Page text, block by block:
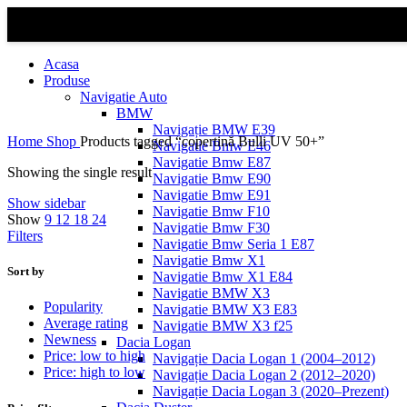
Acasa
Produse
Navigatie Auto
BMW
Navigație BMW E39
Navigatie Bmw E46
Navigatie Bmw E87
Navigatie Bmw E90
Navigatie Bmw E91
Navigatie Bmw F10
Navigatie Bmw F30
Navigatie Bmw Seria 1 E87
Navigatie Bmw X1
Navigatie Bmw X1 E84
Navigatie BMW X3
Navigatie BMW X3 E83
Navigatie BMW X3 f25
Dacia Logan
Navigație Dacia Logan 1 (2004–2012)
Navigație Dacia Logan 2 (2012–2020)
Navigație Dacia Logan 3 (2020–Prezent)
Home Shop Products tagged “copertină Bulli UV 50+”
Showing the single result
Show sidebar
Show 9 12 18 24
Filters
Sort by
Popularity
Average rating
Newness
Price: low to high
Price: high to low